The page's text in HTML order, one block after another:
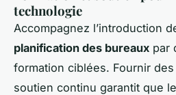
technologie
Accompagnez l’introduction
planification des bureaux par
formation ciblées. Fournir
soutien continu garantit que